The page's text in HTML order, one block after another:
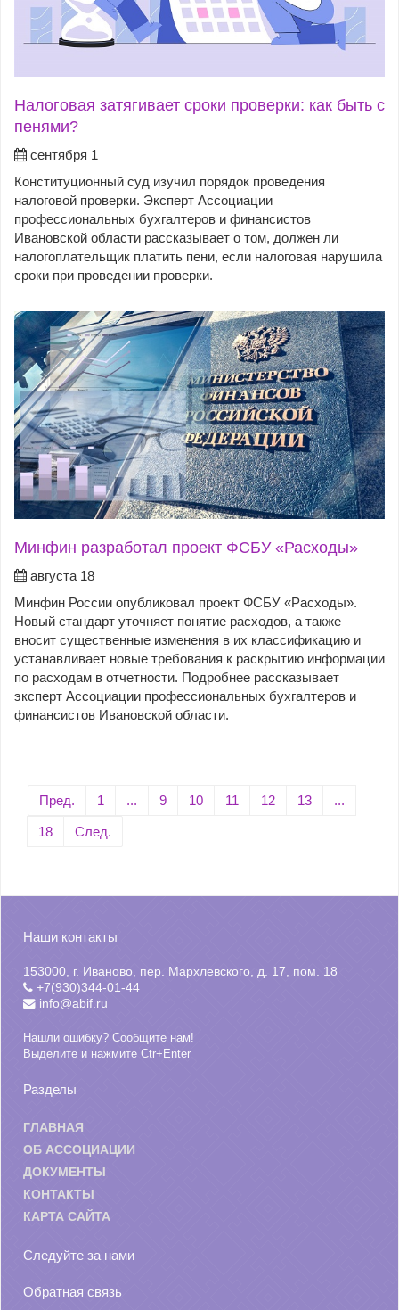
Налоговая затягивает сроки проверки: как быть с
пенями?
сентября 1
Конституционный суд изучил порядок проведения
налоговой проверки. Эксперт Ассоциации
профессиональных бухгалтеров и финансистов
Ивановской области рассказывает о том, должен ли
налогоплательщик платить пени, если налоговая нарушила
сроки при проведении проверки.
Минфин разработал проект ФСБУ «Расходы»
августа 18
Минфин России опубликовал проект ФСБУ «Расходы».
Новый стандарт уточняет понятие расходов, а также
вносит существенные изменения в их классификацию и
устанавливает новые требования к раскрытию информации
по расходам в отчетности. Подробнее рассказывает
эксперт Ассоциации профессиональных бухгалтеров и
финансистов Ивановской области.
Пред. 1 ... 9 10 11 12 13 ...
18 След.
Наши контакты
153000, г. Иваново, пер. Мархлевского, д. 17, пом. 18
+7(930)344-01-44
info@abif.ru
Нашли ошибку? Сообщите нам!
Выделите и нажмите Ctr+Enter
Разделы
ГЛАВНАЯ
ОБ АССОЦИАЦИИ
ДОКУМЕНТЫ
КОНТАКТЫ
КАРТА САЙТА
Следуйте за нами
Обратная связь